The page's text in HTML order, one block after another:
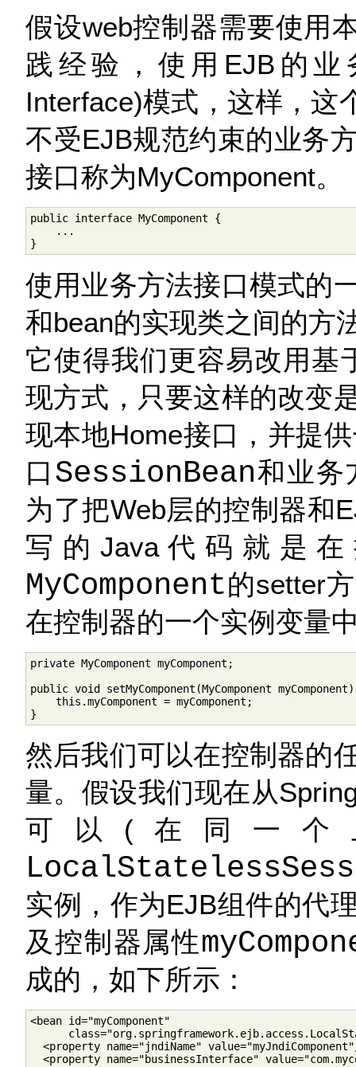
假设web控制器需要使用
践经验，使用EJB的业
Interface)模式，这样，这
不受EJB规范约束的业务
接口称为MyComponent。
public interface MyComponent {
    ...
}
使用业务方法接口模式的
和bean的实现类之间的方
它使得我们更容易改用基
现方式，只要这样的改变
现本地Home接口，并提
口 SessionBean和业务
为了把Web层的控制器和
写的Java代码就是
MyComponent的setter
在控制器的一个实例变量
private MyComponent myComponent;
public void setMyComponent(MyComponent
    this.myComponent = myComponent;
}
然后我们可以在控制器的
量。假设我们现在从
可以(在同一个
实例，作为EJB组件的代
及控制器属性
成的，如下所示：
<bean id="myComponent"
<property name="jndiName"
<property name="businessInterface"